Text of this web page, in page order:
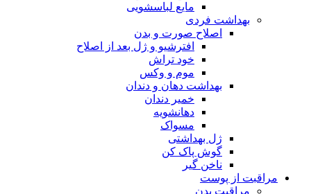
مایع لباسشویی
بهداشت فردی
اصلاح صورت و بدن
افترشیو و ژل بعد از اصلاح
خود تراش
موم و وکس
بهداشت دهان و دندان
خمیر دندان
دهانشویه
مسواک
ژل بهداشتی
گوش پاک کن
ناخن گیر
مراقبت از پوست
مراقبت بدن